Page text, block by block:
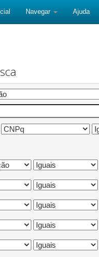
Navegar Ajuda